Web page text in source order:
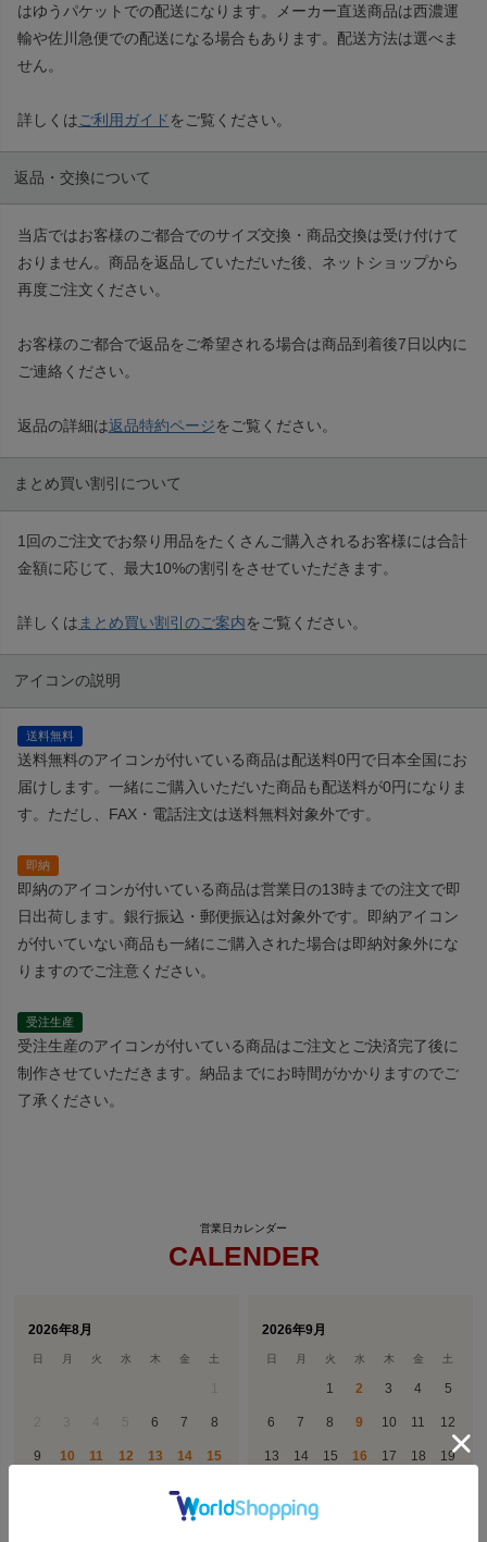
はゆうパケットでの配送になります。メーカー直送商品は西濃運
輸や佐川急便での配送になる場合もあります。配送方法は選べま
せん。
詳しくは ご利用ガイド をご覧ください。
返品・交換について
当店ではお客様のご都合でのサイズ交換・商品交換は受け付けて
おりません。商品を返品していただいた後、ネットショップから
再度ご注文ください。
お客様のご都合で返品をご希望される場合は商品到着後7日以内に
ご連絡ください。
返品の詳細は返品特約ページをご覧ください。
まとめ買い割引について
1回のご注文でお祭り用品をたくさんご購入されるお客様には合計
金額に応じて、最大10%の割引をさせていただきます。
詳しくは まとめ買い割引のご案内をご覧ください。
アイコンの説明
送料無料
送料無料のアイコンが付いている商品は配送料0円で日本全国にお
届けします。一緒にご購入いただいた商品も配送料が0円になりま
す。ただし、FAX・電話注文は送料無料対象外です。
即納
即納のアイコンが付いている商品は営業日の13時までの注文で即
日出荷します。銀行振込・郵便振込は対象外です。即納アイコン
が付いていない商品も一緒にご購入された場合は即納対象外にな
りますのでご注意ください。
受注生産
受注生産のアイコンが付いている商品はご注文とご決済完了後に
制作させていただきます。納品までにお時間がかかりますのでご
了承ください。
CALENDER
2026年8月
日 月 火 水 木 金 土
6 7 8
9 10 11 12 13 14 15
21
28
2026年9月
日 月 火 水 木 金 土
1 2 3 4 5
6 7 8 9 10 11 12
13 14 15 16 17 18 19
27